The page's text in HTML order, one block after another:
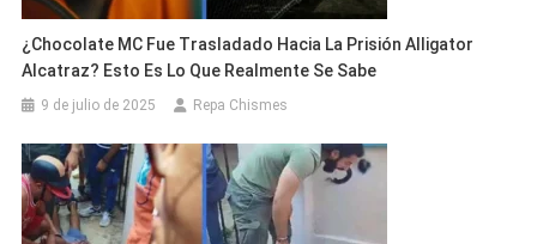
¿Chocolate MC Fue Trasladado Hacia La Prisión Alligator
Alcatraz? Esto Es Lo Que Realmente Se Sabe
9 de julio de 2025 Repa Chismes